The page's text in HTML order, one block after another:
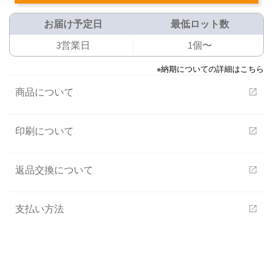
お届け予定日
3営業日
最低ロット数
1個〜
※納期についての詳細はこちら
商品について open_in_new
印刷について open_in_new
返品交換について open_in_new
支払い方法 open_in_new